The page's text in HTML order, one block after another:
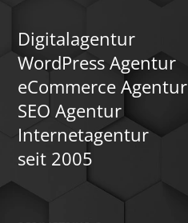
Digitalagentur
WordPress Agentur
eCommerce Agentur
SEO Agentur
Internetagentur
seit 2005